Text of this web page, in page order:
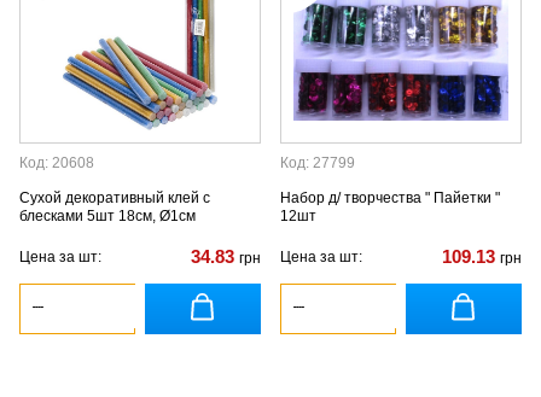
Код: 20608
Сухой декоративный клей с
блесками 5шт 18см, Ø1см
Цена за шт: 34.83 грн
Код: 27799
Набор д/ творчества " Пайетки "
12шт
Цена за шт: 109.13 грн